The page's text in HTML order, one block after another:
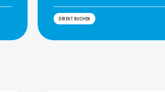
DIREKT BUCHEN